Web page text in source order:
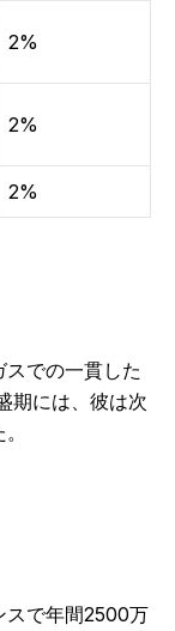
2%
2%
2%
での一貫した
期には、彼は次
スで年間2500万